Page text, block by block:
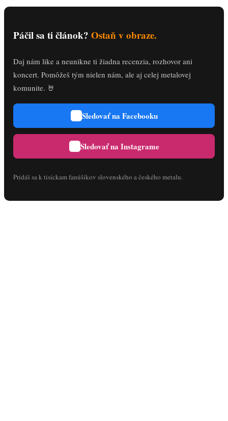
Páčil sa ti článok? Ostaň v obraze.
Daj nám like a neunikne ti žiadna recenzia, rozhovor ani
koncert. Pomôžeš tým nielen nám, ale aj celej metalovej
komunite. 🤘
Sledovať na Facebooku
Sledovať na Instagrame
Pridáš sa k tisíckam fanúšikov slovenského a českého metalu.